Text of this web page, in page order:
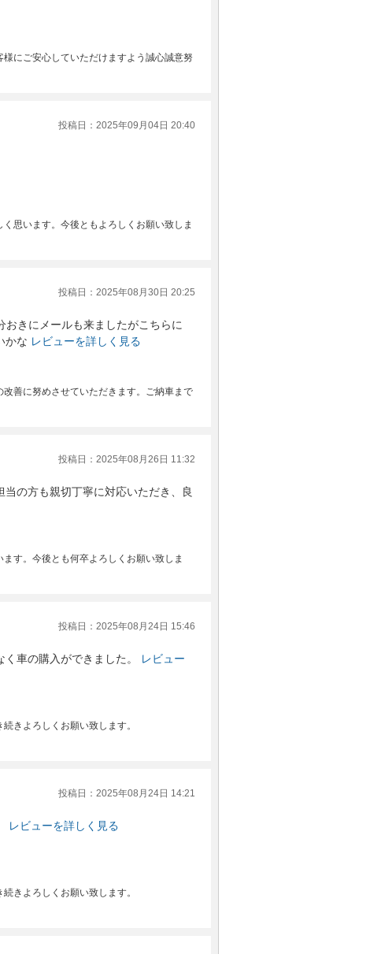
にご安心していただけますよう誠心誠意努
投稿日：2025年09月04日 20:40
思います。今後ともよろしくお願い致しま
投稿日：2025年08月30日 20:25
きにメールも来ましたがこちらに
かな レビューを詳しく見る
善に努めさせていただきます。ご納車まで
投稿日：2025年08月26日 11:32
の方も親切丁寧に対応いただき、良
す。今後とも何卒よろしくお願い致しま
投稿日：2025年08月24日 15:46
車の購入ができました。
レビュー
きよろしくお願い致します。
投稿日：2025年08月24日 14:21
レビューを詳しく見る
きよろしくお願い致します。